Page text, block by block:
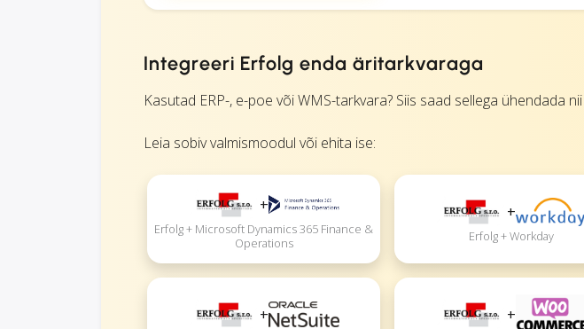
Integreeri Erfolg enda äritarkvaraga
Kasutad ERP-, e-poe või WMS-tarkvara? Siis saad sellega ühendada
Leia sobiv valmismoodul või ehita ise:
+
Erfolg + Microsoft Dynamics 365 Finance &
Operations
+
Erfolg + Workday
+ +